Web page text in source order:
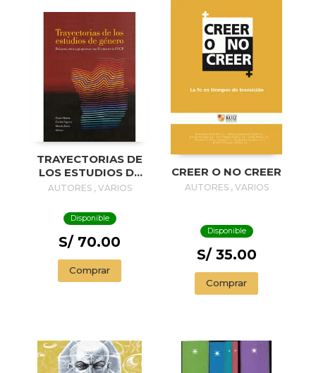
TRAYECTORIAS DE
LOS ESTUDIOS DE
GÉNERO.
Y PROPUESTAS
TRAS 25 AÑOS EN
LA PUCP
AUTORES , VARIOS
Disponible
S/ 70.00
Comprar
CREER O NO CREER
AUTORES , VARIOS
Disponible
S/ 35.00
Comprar